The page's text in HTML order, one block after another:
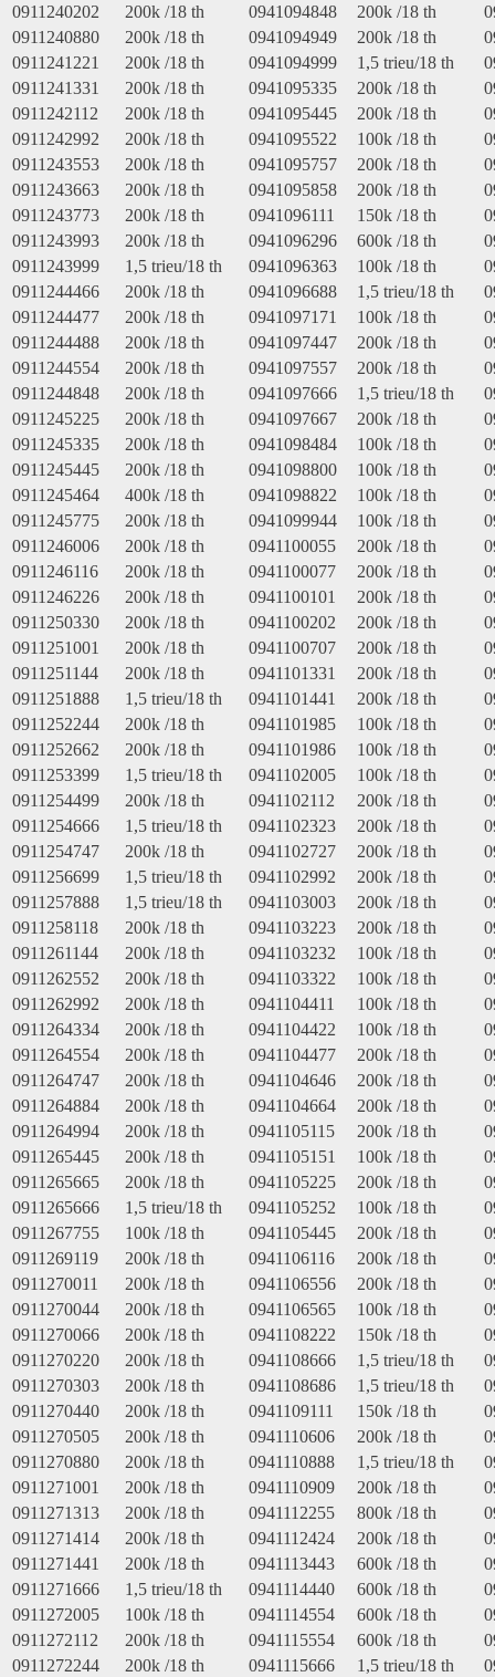
0911240202 200k /18 th 0941094848 200k /18 th
0911240880
200k /18 th 0941094949 200k /18 th
0911241221
200k /18 th 0941094999 1,5 trieu/18 th
0911241331
200k /18 th 0941095335 200k /18 th
0911242112
200k /18 th 0941095445 200k /18 th
0911242992
200k /18 th 0941095522 100k /18 th
0911243553
200k /18 th 0941095757 200k /18 th
0911243663
200k /18 th 0941095858 200k /18 th
0911243773
200k /18 th 0941096111 150k /18 th
0911243993
200k /18 th 0941096296 600k /18 th
0911243999
1,5 trieu/18 th 0941096363 100k /18 th
0911244466
200k /18 th 0941096688 1,5 trieu/18 th
0911244477
200k /18 th 0941097171 100k /18 th
0911244488
200k /18 th 0941097447 200k /18 th
0911244554
200k /18 th 0941097557 200k /18 th
0911244848
200k /18 th 0941097666 1,5 trieu/18 th
0911245225
200k /18 th 0941097667 200k /18 th
0911245335
200k /18 th 0941098484 100k /18 th
0911245445
200k /18 th 0941098800 100k /18 th
0911245464
400k /18 th 0941098822 100k /18 th
0911245775
200k /18 th 0941099944 100k /18 th
0911246006
200k /18 th 0941100055 200k /18 th
0911246116
200k /18 th 0941100077 200k /18 th
0911246226
200k /18 th 0941100101 200k /18 th
0911250330
200k /18 th 0941100202 200k /18 th
0911251001
200k /18 th 0941100707 200k /18 th
0911251144
200k /18 th 0941101331 200k /18 th
0911251888
1,5 trieu/18 th 0941101441 200k /18 th
0911252244
200k /18 th 0941101985 100k /18 th
0911252662
200k /18 th 0941101986 100k /18 th
0911253399
1,5 trieu/18 th 0941102005 100k /18 th
0911254499
200k /18 th 0941102112 200k /18 th
0911254666
1,5 trieu/18 th 0941102323 200k /18 th
0911254747
200k /18 th 0941102727 200k /18 th
0911256699
1,5 trieu/18 th 0941102992 200k /18 th
0911257888
1,5 trieu/18 th 0941103003 200k /18 th
0911258118
200k /18 th 0941103223 200k /18 th
0911261144
200k /18 th 0941103232 100k /18 th
0911262552
200k /18 th 0941103322 100k /18 th
0911262992
200k /18 th 0941104411 100k /18 th
0911264334
200k /18 th 0941104422 100k /18 th
0911264554
200k /18 th 0941104477 200k /18 th
0911264747
200k /18 th 0941104646 200k /18 th
0911264884
200k /18 th 0941104664 200k /18 th
0911264994
200k /18 th 0941105115 200k /18 th
0911265445
200k /18 th 0941105151 100k /18 th
0911265665
200k /18 th 0941105225 200k /18 th
0911265666
1,5 trieu/18 th 0941105252 100k /18 th
0911267755
100k /18 th 0941105445 200k /18 th
0911269119
200k /18 th 0941106116 200k /18 th
0911270011
200k /18 th 0941106556 200k /18 th
0911270044
200k /18 th 0941106565 100k /18 th
0911270066
200k /18 th 0941108222 150k /18 th
0911270220
200k /18 th 0941108666 1,5 trieu/18 th
0911270303
200k /18 th 0941108686 1,5 trieu/18 th
0911270440
200k /18 th 0941109111 150k /18 th
0911270505
200k /18 th 0941110606 200k /18 th
0911270880
200k /18 th 0941110888 1,5 trieu/18 th
0911271001
200k /18 th 0941110909 200k /18 th
0911271313
200k /18 th 0941112255 800k /18 th
0911271414
200k /18 th 0941112424 200k /18 th
0911271441
200k /18 th 0941113443 600k /18 th
0911271666
1,5 trieu/18 th 0941114440 600k /18 th
0911272005
100k /18 th 0941114554 600k /18 th
0911272112
200k /18 th 0941115554 600k /18 th
0911272244
200k /18 th 0941115666 1,5 trieu/18 th